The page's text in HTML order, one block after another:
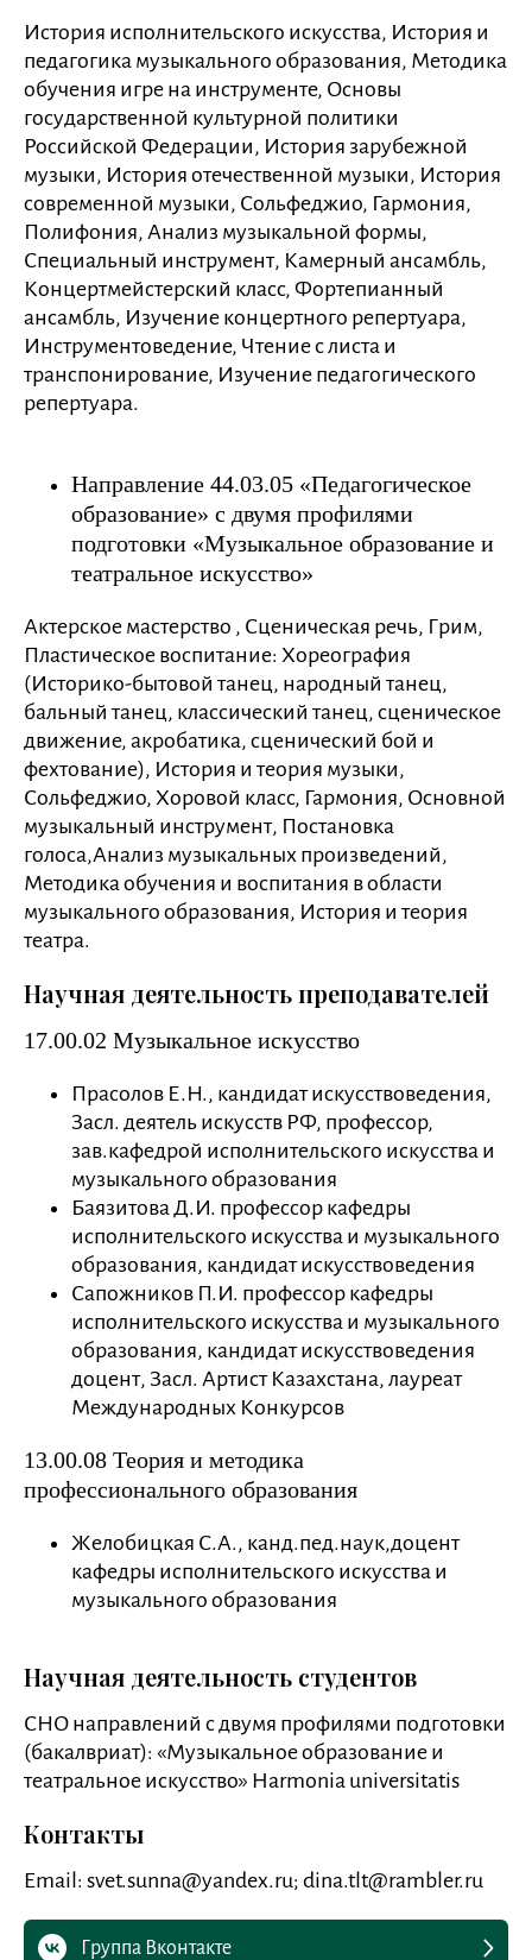
История исполнительского искусства, История и
педагогика музыкального образования, Методика
обучения игре на инструменте, Основы
государственной культурной политики
Российской Федерации, История зарубежной
музыки, История отечественной музыки, История
современной музыки, Сольфеджио, Гармония,
Полифония, Анализ музыкальной формы,
Специальный инструмент, Камерный ансамбль,
Концертмейстерский класс, Фортепианный
ансамбль, Изучение концертного репертуара,
Инструментоведение, Чтение c листа и
транспонирование, Изучение педагогического
репертуара.
Направление 44.03.05 «Педагогическое
образование» с двумя профилями
подготовки «Музыкальное образование и
театральное искусство»
Актерское мастерство , Сценическая речь, Грим,
Пластическое воспитание: Хореография
(Историко-бытовой танец, народный танец,
бальный танец, классический танец, сценическое
движение, акробатика, сценический бой и
фехтование), История и теория музыки,
Сольфеджио, Хоровой класс, Гармония, Основной
музыкальный инструмент, Постановка
голоса,Анализ музыкальных произведений,
Методика обучения и воспитания в области
музыкального образования, История и теория
театра.
Научная деятельность преподавателей
17.00.02 Музыкальное искусство
Прасолов Е.Н., кандидат искусствоведения,
Засл. деятель искусств РФ, профессор,
зав.кафедрой исполнительского искусства и
музыкального образования
Баязитова Д.И. профессор кафедры
исполнительского искусства и музыкального
образования, кандидат искусствоведения
Сапожников П.И. профессор кафедры
исполнительского искусства и музыкального
образования, кандидат искусствоведения
доцент, Засл. Артист Казахстана, лауреат
Международных Конкурсов
13.00.08 Теория и методика
профессионального образования
Желобицкая С.А., канд.пед.наук,доцент
кафедры исполнительского искусства и
музыкального образования
Научная деятельность студентов
СНО направлений с двумя профилями подготовки
(бакалвриат): «Музыкальное образование и
театральное искусство» Harmonia universitatis
Контакты
Email: svet.sunna@yandex.ru; dina.tlt@rambler.ru
Группа Вконтакте